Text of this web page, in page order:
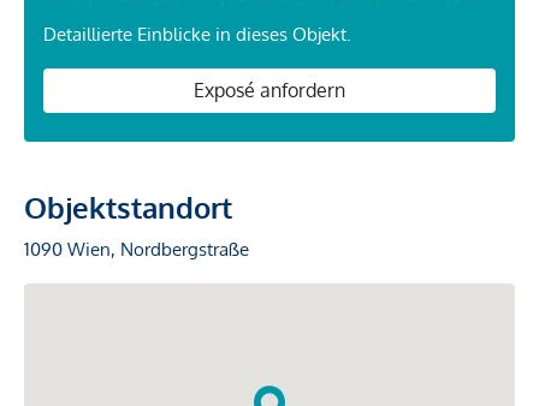
Detaillierte Einblicke in dieses Objekt.
Exposé anfordern
Objektstandort
1090 Wien, Nordbergstraße